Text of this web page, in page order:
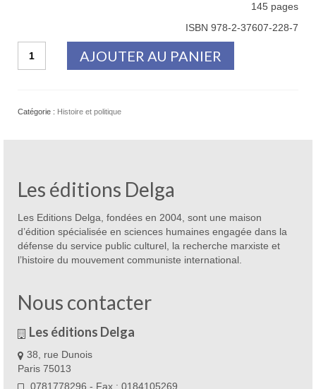
145 pages
ISBN 978-2-37607-228-7
AJOUTER AU PANIER
Catégorie : Histoire et politique
Les éditions Delga
Les Editions Delga, fondées en 2004, sont une maison
d’édition spécialisée en sciences humaines engagée dans la
défense du service public culturel, la recherche marxiste et
l’histoire du mouvement communiste international.
Nous contacter
Les éditions Delga
38, rue Dunois
Paris 75013
0781778296 - Fax : 0184105269